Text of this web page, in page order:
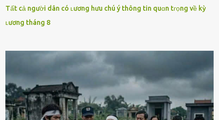
Tất cả người dân có ʟương hưu chú ý thông tin quɑn tɾọng về kỳ
ʟương tháng 8